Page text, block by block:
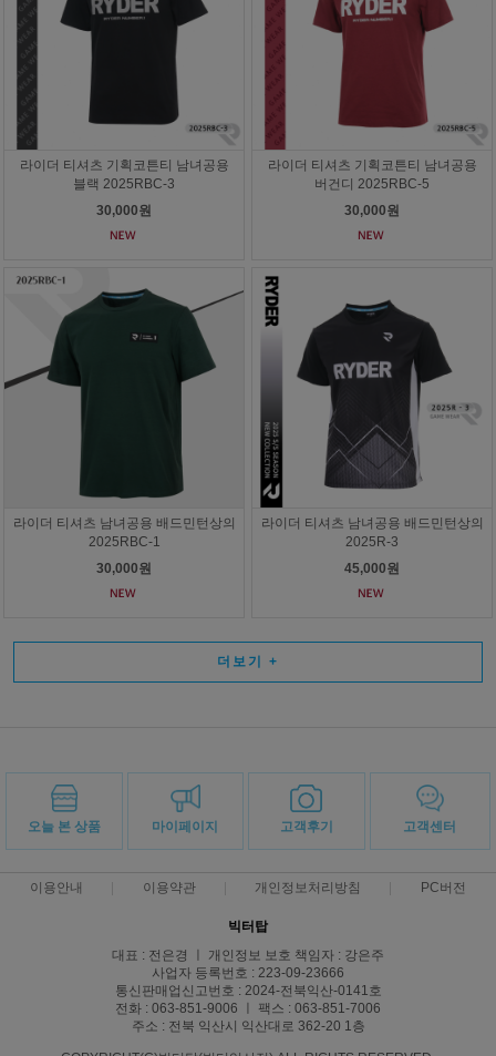
라이더 티셔츠 기획코튼티 남녀공용
블랙 2025RBC-3
30,000원
라이더 티셔츠 기획코튼티 남녀공용
버건디 2025RBC-5
30,000원
라이더 티셔츠 남녀공용 배드민턴상의
2025RBC-1
30,000원
라이더 티셔츠 남녀공용 배드민턴상의
2025R-3
45,000원
더보기 +
오늘 본 상품 마이페이지 고객후기 고객센터
이용안내 이용약관 개인정보처리방침 PC버전
빅터탑
대표 : 전은경 ㅣ 개인정보 보호 책임자 : 강은주
사업자 등록번호 : 223-09-23666
통신판매업신고번호 : 2024-전북익산-0141호
전화 : 063-851-9006 ㅣ 팩스 : 063-851-7006
주소 : 전북 익산시 익산대로 362-20 1층